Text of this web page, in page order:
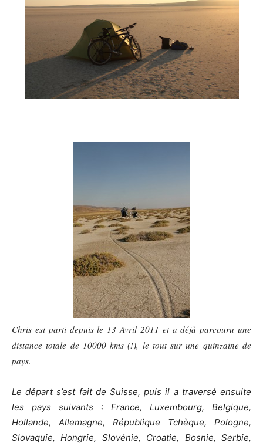
Chris est parti depuis le 13 Avril 2011 et a déjà parcouru une
distance totale de 10000 kms (!), le tout sur une quinzaine de
pays.
Le départ s’est fait de Suisse, puis il a traversé ensuite
les pays suivants : France, Luxembourg, Belgique,
Hollande, Allemagne, République Tchèque, Pologne,
Slovaquie, Hongrie, Slovénie, Croatie, Bosnie, Serbie,